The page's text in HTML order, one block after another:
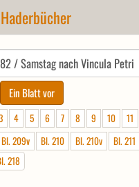
4 5 6 7 8 9 10 11
Bl. 209v Bl. 210 Bl. 210v Bl. 211
218